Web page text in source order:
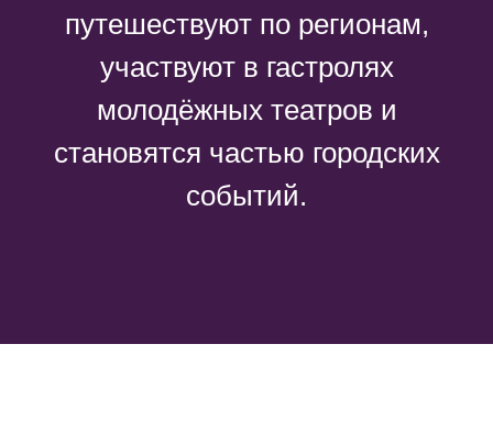
путешествуют по регионам,
участвуют в гастролях
молодёжных театров и
становятся частью городских
событий.